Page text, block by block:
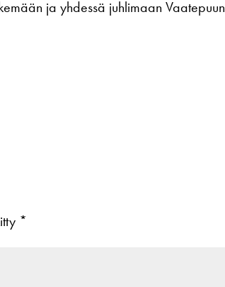
ja yhdessä juhlimaan Vaatepuun
*